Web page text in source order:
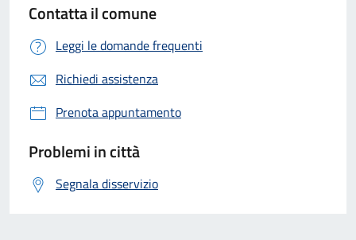
Contatta il comune
Leggi le domande frequenti
Richiedi assistenza
Prenota appuntamento
Problemi in città
Segnala disservizio